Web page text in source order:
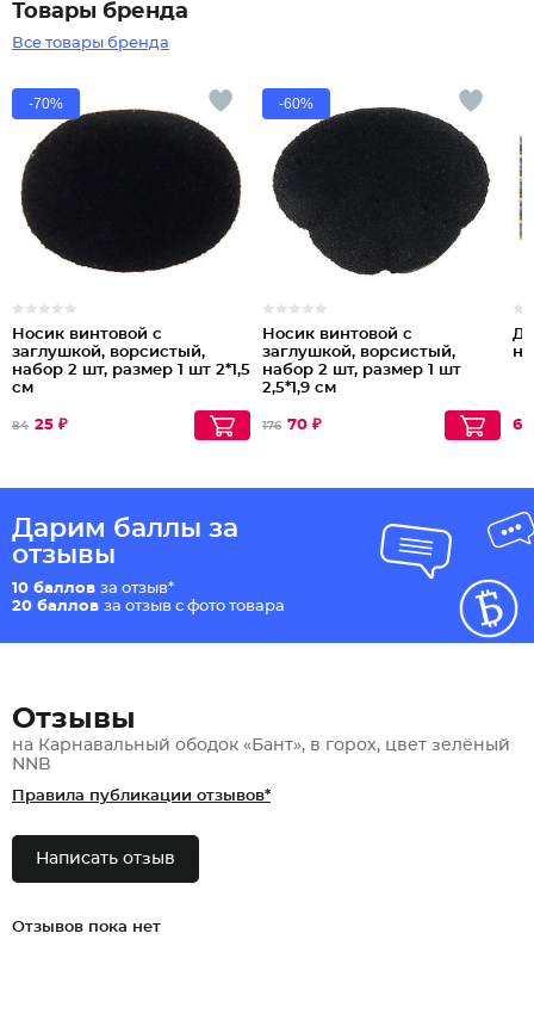
Товары бренда
Все товары бренда
-70%
Носик винтовой с
заглушкой, ворсистый,
набор 2 шт, размер 1 шт 2*1,5
см
84 25 ₽
-60%
Носик винтовой с
заглушкой, ворсистый,
набор 2 шт, размер 1 шт
2,5*1,9 см
176 70 ₽
Дарим баллы за
отзывы
10 баллов за отзыв*
20 баллов за отзыв с фото товара
Отзывы
на Карнавальный ободок «Бант», в горох, цвет зелёный
NNB
Правила публикации отзывов*
Написать отзыв
Отзывов пока нет